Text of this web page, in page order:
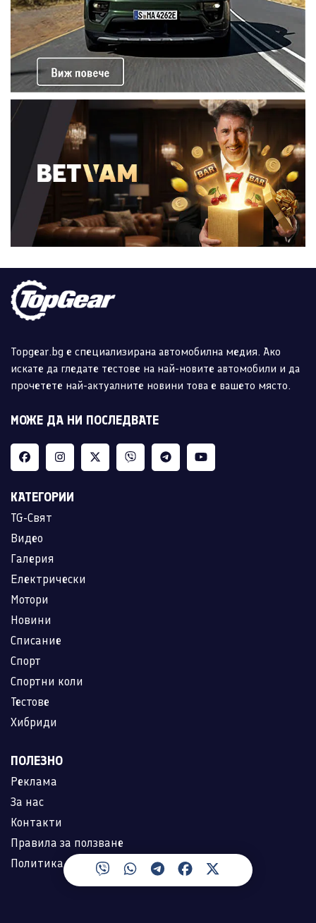
Topgear.bg е специализирана автомобилна медия. Ако
искате да гледате тестове на най-новите автомобили и да
прочетете най-актуалните новини това е вашето място.
МОЖЕ ДА НИ ПОСЛЕДВАТЕ
КАТЕГОРИИ
TG-Свят
Видео
Галерия
Електрически
Мотори
Новини
Списание
Спорт
Спортни коли
Тестове
Хибриди
ПОЛЕЗНО
Реклама
За нас
Контакти
Правила за ползване
Политика за лични данни